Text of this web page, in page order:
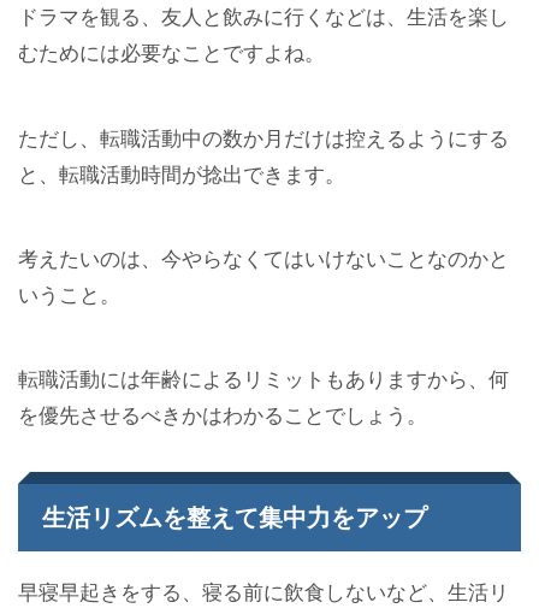
ドラマを観る、友人と飲みに行くなどは、生活を楽し
むためには必要なことですよね。
ただし、転職活動中の数か月だけは控えるようにする
と、転職活動時間が捻出できます。
考えたいのは、今やらなくてはいけないことなのかと
いうこと。
転職活動には年齢によるリミットもありますから、何
を優先させるべきかはわかることでしょう。
生活リズムを整えて集中力をアップ
早寝早起きをする、寝る前に飲食しないなど、生活リ